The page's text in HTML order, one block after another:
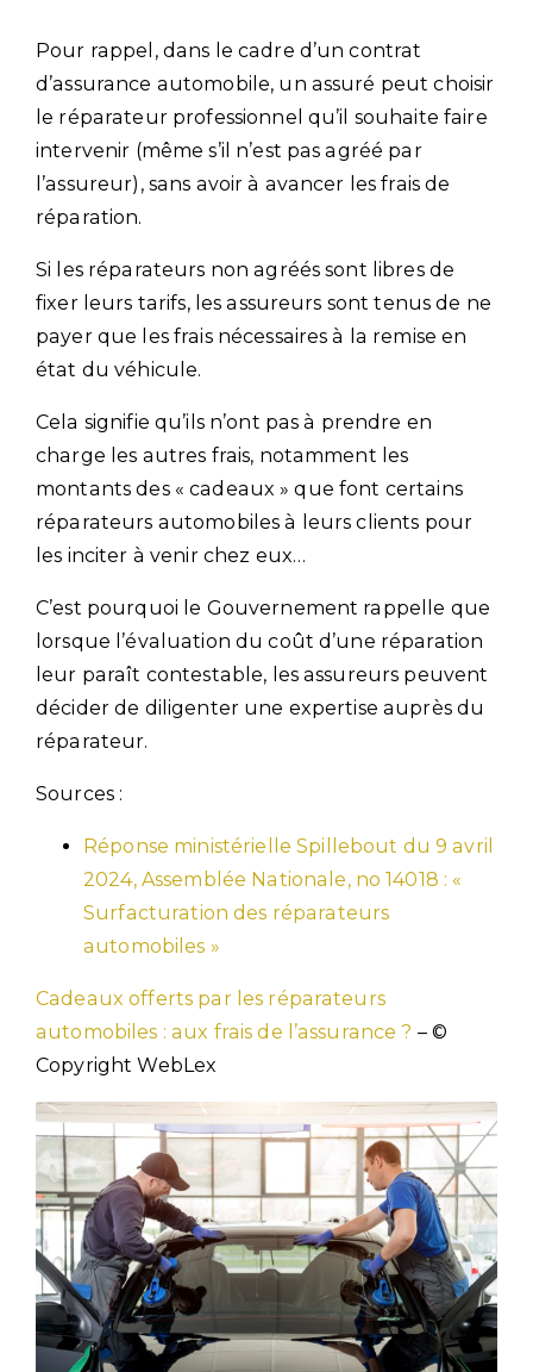
Pour rappel, dans le cadre d’un contrat
d’assurance automobile, un assuré peut choisir
le réparateur professionnel qu’il souhaite faire
intervenir (même s’il n’est pas agréé par
l’assureur), sans avoir à avancer les frais de
réparation.
Si les réparateurs non agréés sont libres de
fixer leurs tarifs, les assureurs sont tenus de ne
payer que les frais nécessaires à la remise en
état du véhicule.
Cela signifie qu’ils n’ont pas à prendre en
charge les autres frais, notamment les
montants des « cadeaux » que font certains
réparateurs automobiles à leurs clients pour
les inciter à venir chez eux…
C’est pourquoi le Gouvernement rappelle que
lorsque l’évaluation du coût d’une réparation
leur paraît contestable, les assureurs peuvent
décider de diligenter une expertise auprès du
réparateur.
Sources :
Réponse ministérielle Spillebout du 9 avril
2024, Assemblée Nationale, no 14018 : «
Surfacturation des réparateurs
automobiles »
Cadeaux offerts par les réparateurs
automobiles : aux frais de l’assurance ? – ©
Copyright WebLex